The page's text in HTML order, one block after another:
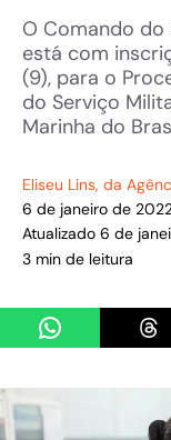
O Comando do
está com
(9), para o
do Serviço
Marinha do
Eliseu Lins, da
6 de janeiro de
Atualizado 6 de
3 min de leitura
Share on